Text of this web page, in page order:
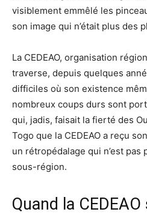
visiblement emmêlé les
son image qui n’était plus des
La CEDEAO, organisation
traverse, depuis quelques
difficiles où son existence
nombreux coups durs sont
qui, jadis, faisait la fierté des
Togo que la CEDEAO a reçu
un rétropédalage qui n’est pas
sous-région.
Quand la